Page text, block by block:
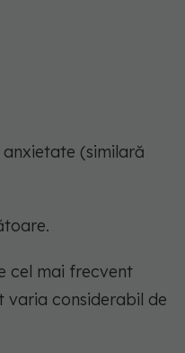
(similară
cel mai frecvent
varia considerabil de